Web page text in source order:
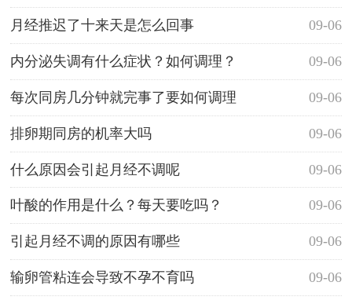
09-06
月经推迟了十来天是怎么回事
09-06
内分泌失调有什么症状？如何调理？
09-06
每次同房几分钟就完事了要如何调理
09-06
排卵期同房的机率大吗
09-06
什么原因会引起月经不调呢
09-06
叶酸的作用是什么？每天要吃吗？
09-06
引起月经不调的原因有哪些
09-06
输卵管粘连会导致不孕不育吗